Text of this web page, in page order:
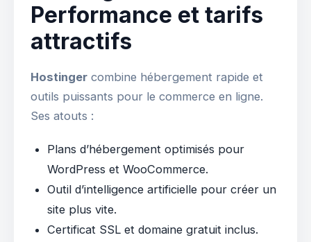
Performance et tarifs
attractifs
Hostinger combine hébergement rapide et
outils puissants pour le commerce en ligne.
Ses atouts :
Plans d’hébergement optimisés pour
WordPress et WooCommerce.
Outil d’intelligence artificielle pour créer un
site plus vite.
Certificat SSL et domaine gratuit inclus.